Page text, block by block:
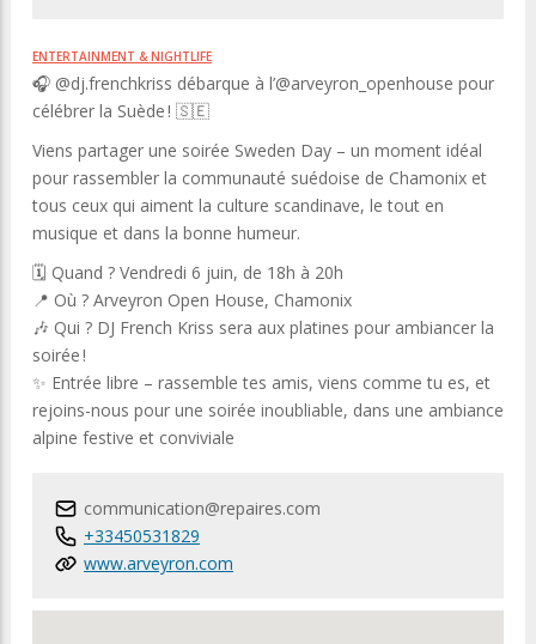
ENTERTAINMENT & NIGHTLIFE
🎧 @dj.frenchkriss débarque à l’@arveyron_openhouse pour
célébrer la Suède ! 🇸🇪
Viens partager une soirée Sweden Day – un moment idéal
pour rassembler la communauté suédoise de Chamonix et
tous ceux qui aiment la culture scandinave, le tout en
musique et dans la bonne humeur.
🗓️ Quand ? Vendredi 6 juin, de 18h à 20h
📍 Où ? Arveyron Open House, Chamonix
🎶 Qui ? DJ French Kriss sera aux platines pour ambiancer la
soirée !
✨ Entrée libre – rassemble tes amis, viens comme tu es, et
rejoins-nous pour une soirée inoubliable, dans une ambiance
alpine festive et conviviale
communication@repaires.com
+33450531829
www.arveyron.com